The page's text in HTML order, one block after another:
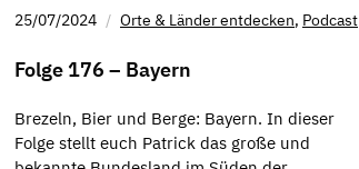
25/07/2024 Orte & Länder entdecken, Podcast
Folge 176 – Bayern
Brezeln, Bier und Berge: Bayern. In dieser
Folge stellt euch Patrick das große und